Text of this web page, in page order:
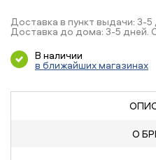
Доставка в пункт выдачи: 3-5
Доставка до дома: 3-5 дней.
В наличии
в ближайших магазинах
О